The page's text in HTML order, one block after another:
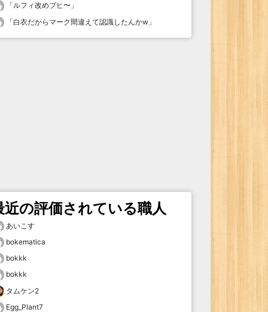
「ルフィ改めブヒ〜 」
「白衣だからマーク間違えて認識したんかw 」
近の評価されている職人
あいこす
bokematica
bokkk
bokkk
タムケン2
Egg_Plant7